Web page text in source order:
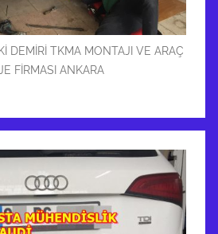
DEMİRİ TKMA MONTAJI VE ARAÇ
FİRMASI ANKARA